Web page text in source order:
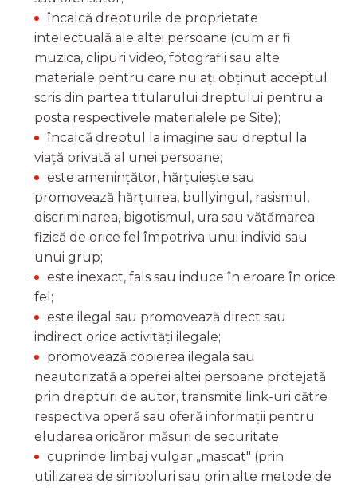
încalcă drepturile de proprietate
intelectuală ale altei persoane (cum ar fi
muzica, clipuri video, fotografii sau alte
materiale pentru care nu ați obținut acceptul
scris din partea titularului dreptului pentru a
posta respectivele materialele pe Site);
încalcă dreptul la imagine sau dreptul la
viață privată al unei persoane;
este amenințător, hărțuiește sau
promovează hărțuirea, bullyingul, rasismul,
discriminarea, bigotismul, ura sau vătămarea
fizică de orice fel împotriva unui individ sau
unui grup;
este inexact, fals sau induce în eroare în orice
fel;
este ilegal sau promovează direct sau
indirect orice activități ilegale;
promovează copierea ilegala sau
neautorizată a operei altei persoane protejată
prin drepturi de autor, transmite link-uri către
respectiva operă sau oferă informații pentru
eludarea oricăror măsuri de securitate;
cuprinde limbaj vulgar „mascat" (prin
utilizarea de simboluri sau prin alte metode de